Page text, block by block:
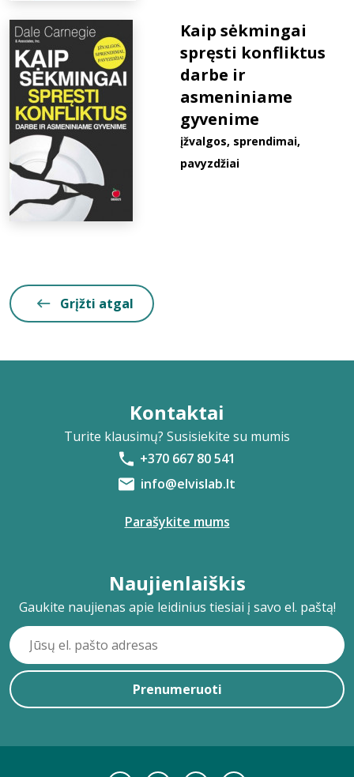
Kaip sėkmingai
spręsti konfliktus
darbe ir
asmeniniame
gyvenime
įžvalgos, sprendimai,
pavyzdžiai
Grįžti atgal
Kontaktai
Turite klausimų? Susisiekite su mumis
+370 667 80 541
info@elvislab.lt
Parašykite mums
Naujienlaiškis
Gaukite naujienas apie leidinius tiesiai į savo el. paštą!
Prenumeruoti